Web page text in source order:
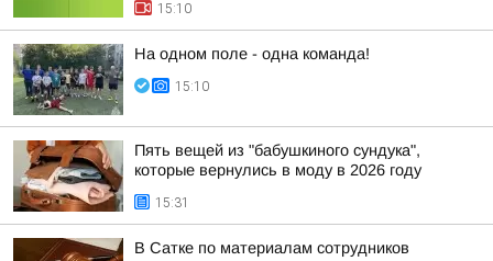
15:10
На одном поле - одна команда!
15:10
Пять вещей из "бабушкиного сундука",
которые вернулись в моду в 2026 году
15:31
В Сатке по материалам сотрудников